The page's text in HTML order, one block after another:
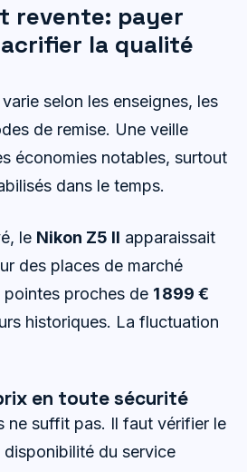
revente: payer
la qualité
selon les enseignes, les
de remise. Une veille
économies notables, surtout
dans le temps.
le Nikon Z5 II apparaissait
des places de marché
pointes proches de 1 899 €
historiques. La fluctuation
en toute sécurité
ne suffit pas. Il faut vérifier le
du service